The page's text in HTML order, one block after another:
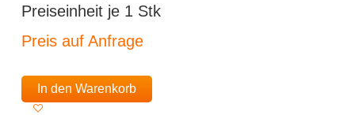
Preiseinheit je 1 Stk
Preis auf Anfrage
In den Warenkorb